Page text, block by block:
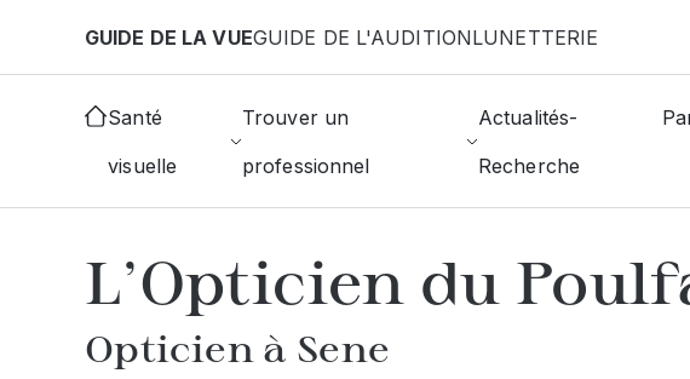
GUIDE DE LA VUEGUIDE DE L'AUDITIONLUNETTERIE
Santé
visuelle
Trouver un
professionnel
Actualités-
Recherche
Accueil Choisir mon opticien Sene L'Opticien Du Poulfanc
L'Opticien du
Opticien à Sene